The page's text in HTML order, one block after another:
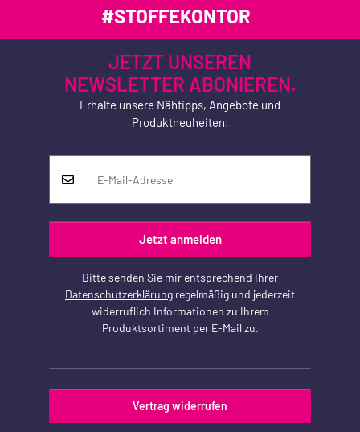
#STOFFEKONTOR
JETZT UNSEREN
NEWSLETTER ABONIEREN.
Erhalte unsere Nähtipps, Angebote und
Produktneuheiten!
Jetzt anmelden
Bitte senden Sie mir entsprechend Ihrer
Datenschutzerklärung regelmäßig und jederzeit
widerruflich Informationen zu Ihrem
Produktsortiment per E-Mail zu.
Vertrag widerrufen